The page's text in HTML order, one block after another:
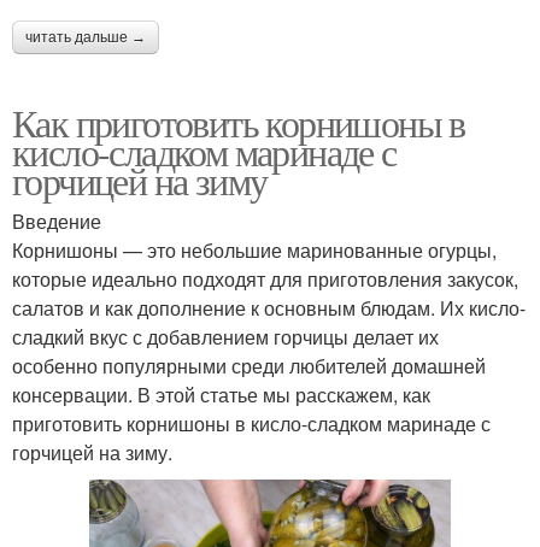
читать дальше →
Как приготовить корнишоны в
кисло-сладком маринаде с
горчицей на зиму
Введение
Корнишоны — это небольшие маринованные огурцы,
которые идеально подходят для приготовления закусок,
салатов и как дополнение к основным блюдам. Их кисло-
сладкий вкус с добавлением горчицы делает их
особенно популярными среди любителей домашней
консервации. В этой статье мы расскажем, как
приготовить корнишоны в кисло-сладком маринаде с
горчицей на зиму.